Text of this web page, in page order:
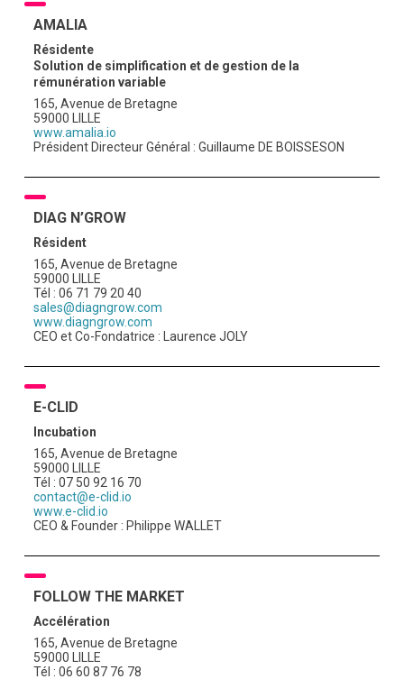
AMALIA
Résidente
Solution de simplification et de gestion de la
rémunération variable
165, Avenue de Bretagne
59000 LILLE
www.amalia.io
Président Directeur Général : Guillaume DE BOISSESON
DIAG N’GROW
Résident
165, Avenue de Bretagne
59000 LILLE
Tél : 06 71 79 20 40
sales@diagngrow.com
www.diagngrow.com
CEO et Co-Fondatrice : Laurence JOLY
E-CLID
Incubation
165, Avenue de Bretagne
59000 LILLE
Tél : 07 50 92 16 70
contact@e-clid.io
www.e-clid.io
CEO & Founder : Philippe WALLET
FOLLOW THE MARKET
Accélération
165, Avenue de Bretagne
59000 LILLE
Tél : 06 60 87 76 78